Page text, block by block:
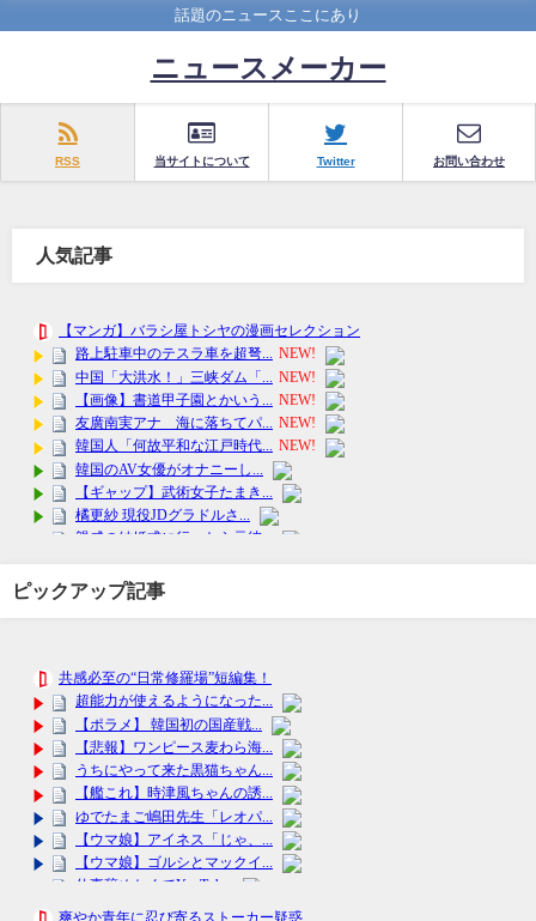
話題のニュースここにあり
ニュースメーカー
RSS 当サイトについて Twitter お問い合わせ
人気記事
ピックアップ記事